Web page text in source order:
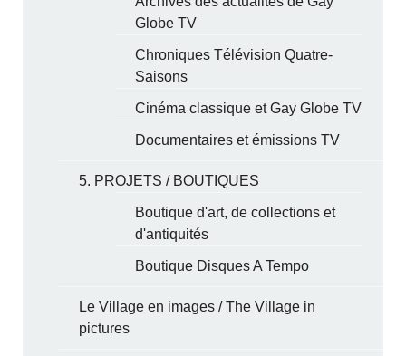
Globe TV
Chroniques Télévision Quatre-
Saisons
Cinéma classique et Gay Globe TV
Documentaires et émissions TV
5. PROJETS / BOUTIQUES
Boutique d'art, de collections et
d'antiquités
Boutique Disques A Tempo
Le Village en images / The Village in
pictures